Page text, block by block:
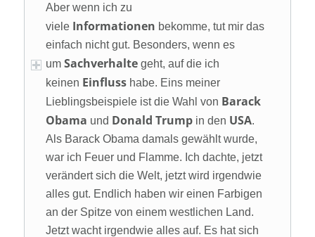
Aber wenn ich zu
viele Informationen bekomme, tut mir das
einfach nicht gut. Besonders, wenn es
um Sachverhaltegeht, auf die ich
keinen Einflusshabe. Eins meiner
Lieblingsbeispiele ist die Wahl von Barack
Obama und Donald Trumpin den USA.
Als Barack Obama damals gewählt wurde,
war ich Feuer und Flamme. Ich dachte, jetzt
verändert sich die Welt, jetzt wird irgendwie
alles gut. Endlich haben wir einen Farbigen
an der Spitze von einem westlichen Land.
Jetzt wacht irgendwie alles auf. Es hat sich